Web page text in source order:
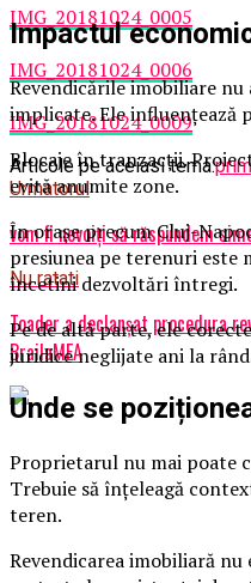
IMG_20181024_0005
IMG_20181024_0006
IMG_20181024_0009
Articole pe aceiasi tema:
Urmatorul
vom fi nevoiți să răspundem
Nu ratati
Toader a declanșat procedura
BrailaMEA
Impactul
Revendicările imobiliare
implicate. Ele influențează
Blocaje în tranzacții.
evită anumite zone.
În orașe precum Cluj-
presiunea pe terenuri este
încetini dezvoltări întregi.
Pe de altă parte, ele
juridice neglijate ani la
Unde se
Proprietarul nu mai poate
Trebuie să înțeleagă
teren.
Revendicarea imobiliară